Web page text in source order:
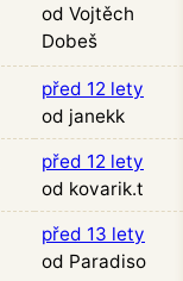
od Vojtěch
Dobeš
před 12 lety
od janekk
před 12 lety
od kovarik.t
před 13 lety
od Paradiso